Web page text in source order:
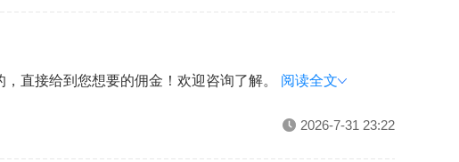
直接给到您想要的佣金！欢迎咨询了解。 阅读全文
2026-7-31 23:22